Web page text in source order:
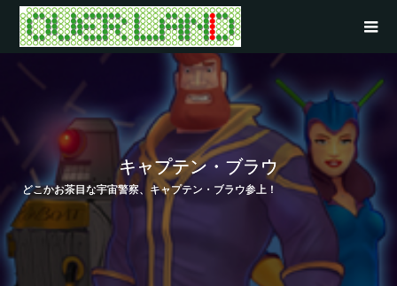
キャプテン・ブラウ
どこかお茶目な宇宙警察、キャプテン・ブラウ参上！